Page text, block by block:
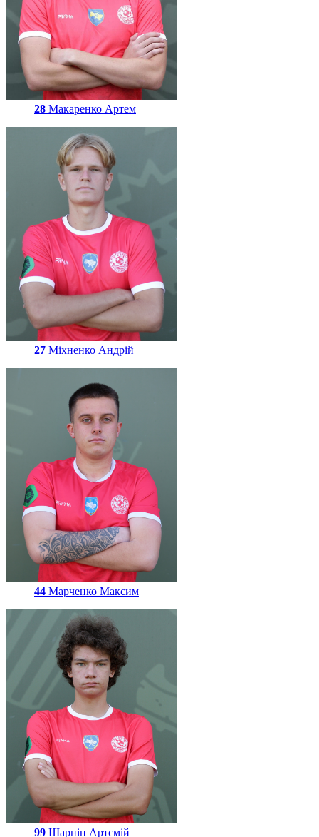
28 Макаренко Артем
27 Міхненко Андрій
44 Марченко Максим
99 Шарнін Артємій